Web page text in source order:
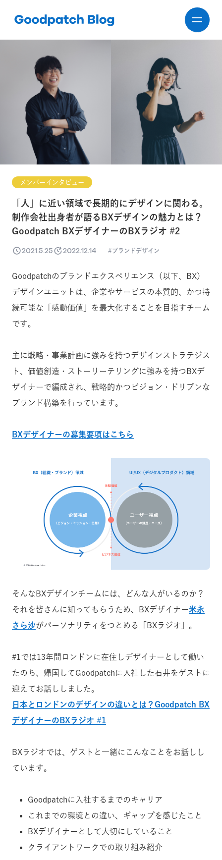
メンバーインタビュー
「人」に近い領域で長期的にデザインに関わる。
制作会社出身者が語るBXデザインの魅力とは？
Goodpatch BXデザイナーのBXラジオ #2
2021.5.25 2022.12.14 ブランドデザイン
Goodpatchのブランドエクスペリエンス（以下、BX）
デザインユニットは、企業やサービスの本質的、かつ持
続可能な「感動価値」を最大化することを目指すチーム
です。
主に戦略・事業計画に強みを持つデザインストラテジス
ト、価値創造・ストーリーテリングに強みを持つBXデ
ザイナーで編成され、戦略的かつビジョン・ドリブンな
ブランド構築を行っています。
BXデザイナーの募集要項はこちら
そんなBXデザインチームには、どんな人がいるのか？
それを皆さんに知ってもらうため、BXデザイナー米永
さら沙がパーソナリティをつとめる「BXラジオ」。
#1では13年間ロンドンに在住しデザイナーとして働い
たのち、帰国してGoodpatchに入社した石井をゲストに
迎えてお話ししました。
日本とロンドンのデザインの違いとは？Goodpatch BX
デザイナーのBXラジオ #1
BXラジオでは、ゲストと一緒にこんなことをお話しし
ています。
Goodpatchに入社するまでのキャリア
これまでの環境との違い、ギャップを感じたこと
BXデザイナーとして大切にしていること
クライアントワークでの取り組み紹介